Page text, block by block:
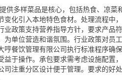
供多样菜品是核心，包括热食、凉菜
化引入本地特色食材。处理流程中
政策支持营养指导方针，要求产品
单位营造和谐氛围。行业政策对员
餐饮管理有限公司执行标准程序确
于操作。承包要求需考虑设施配置
注重分区设计便于管理。要求的好处